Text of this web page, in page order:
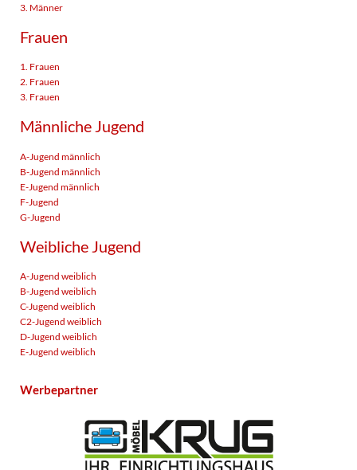
3. Männer
Frauen
1. Frauen
2. Frauen
3. Frauen
Männliche Jugend
A-Jugend männlich
B-Jugend männlich
E-Jugend männlich
F-Jugend
G-Jugend
Weibliche Jugend
A-Jugend weiblich
B-Jugend weiblich
C-Jugend weiblich
C2-Jugend weiblich
D-Jugend weiblich
E-Jugend weiblich
Werbepartner